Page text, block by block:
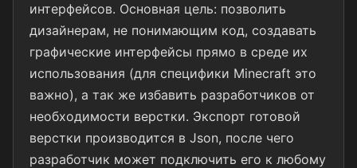
интерфейсов. Основная цель: позволить
дизайнерам, не понимающим код, создавать
графические интерфейсы прямо в среде их
использования (для специфики Minecraft это
важно), а так же избавить разработчиков от
необходимости верстки. Экспорт готовой
верстки производится в Json, после чего
разработчик может подключить его к любому